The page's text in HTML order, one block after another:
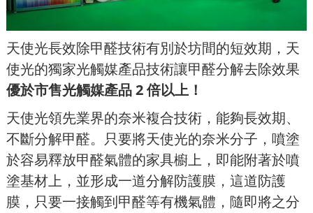
天使光長效除甲醛技術有別於坊間的短效期，天
使光的獨家光觸媒產品技術讓甲醛分解去除效果
優於市售光觸媒產品2倍以上！
天使光領先業界的奈米複合技術，能夠長效期、
不斷分解甲醛。只要將天使光的奈米分子，噴塗
於容易釋放甲醛氣體的家具櫥上，即能附著於噴
塗基材上，並形成一道分解防護膜，這道防護
膜，只要一接觸到甲醛等有機氣體，隨即將之分